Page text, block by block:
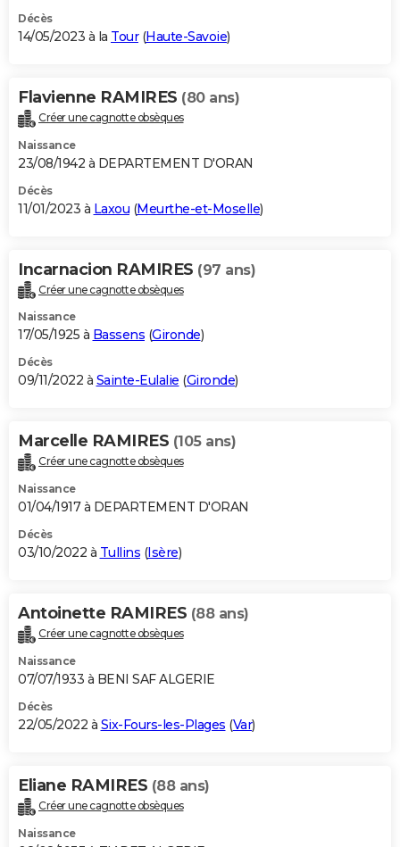
Décès
14/05/2023 à la Tour(Haute-Savoie)
Flavienne RAMIRES (80 ans)
Créer une cagnotte obsèques
Naissance
23/08/1942 à DEPARTEMENT D'ORAN
Décès
11/01/2023 à Laxou (Meurthe-et-Moselle)
Incarnacion RAMIRES (97 ans)
Créer une cagnotte obsèques
Naissance
17/05/1925 à Bassens (Gironde)
Décès
09/11/2022 à Sainte-Eulalie (Gironde)
Marcelle RAMIRES (105 ans)
Créer une cagnotte obsèques
Naissance
01/04/1917 à DEPARTEMENT D'ORAN
Décès
03/10/2022 à Tullins (Isère)
Antoinette RAMIRES (88 ans)
Créer une cagnotte obsèques
Naissance
07/07/1933 à BENI SAF ALGERIE
Décès
22/05/2022 à Six-Fours-les-Plages (Var)
Eliane RAMIRES (88 ans)
Créer une cagnotte obsèques
Naissance